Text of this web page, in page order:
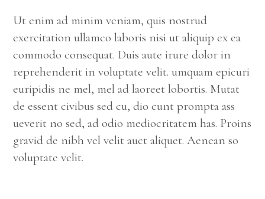
Ut enim ad minim veniam, quis nostrud
exercitation ullamco laboris nisi ut aliquip ex ea
commodo consequat. Duis aute irure dolor in
reprehenderit in voluptate velit. umquam epicuri
euripidis ne mel, mel ad laoreet lobortis. Mutat
de essent civibus sed cu, dio cunt prompta ass
ueverit no sed, ad odio mediocritatem has. Proins
gravid de nibh vel velit auct aliquet. Aenean so
voluptate velit.